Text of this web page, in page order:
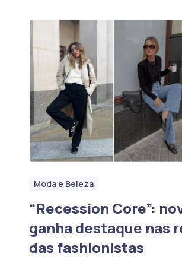
Moda e Beleza
“Recession Core”:
ganha destaque nas
das fashionistas